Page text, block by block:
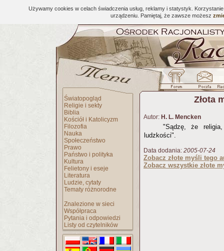
Używamy cookies w celach świadczenia usług, reklamy i statystyk.
urządzeniu. Pamiętaj, że zawsze możesz
Światopogląd
Religie i sekty
Biblia
Kościół i Katolicyzm
Filozofia
Nauka
Społeczeństwo
Prawo
Państwo i polityka
Kultura
Felietony i eseje
Literatura
Ludzie, cytaty
Tematy różnorodne
Znalezione w sieci
Współpraca
Pytania i odpowiedzi
Listy od czytelników
Złota
Autor: H. L. Mencken
"Sądzę, że religia,
ludzkości".
Data dodania: 2005-07-24
Zobacz złote myśli tego
Zobacz wszystkie złote